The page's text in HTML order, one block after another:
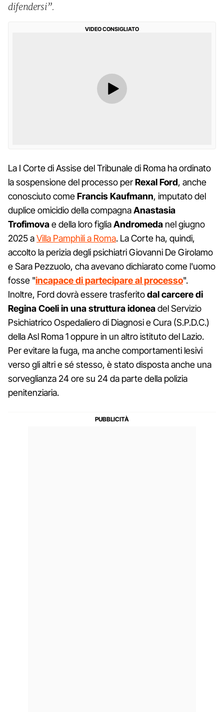
difendersi”.
VIDEO CONSIGLIATO
La I Corte di Assise del Tribunale di Roma ha ordinato
la sospensione del processo perRexal Ford, anche
conosciuto comeFrancis Kaufmann, imputato del
duplice omicidio della compagnaAnastasia
Trofimovae della loro figliaAndromeda nel giugno
2025 aVilla Pamphili a Roma. La Corte ha, quindi,
accolto la perizia degli psichiatri Giovanni De Girolamo
e Sara Pezzuolo, cha avevano dichiarato come l'uomo
fosse "incapace di partecipare al processo".
Inoltre, Ford dovrà essere trasferitodal carcere di
Regina Coeli in una struttura idoneadel Servizio
Psichiatrico Ospedaliero di Diagnosi e Cura (S.P.D.C.)
della Asl Roma 1 oppure in un altro istituto del Lazio.
Per evitare la fuga, ma anche comportamenti lesivi
verso gli altri e sé stesso, è stato disposta anche una
sorveglianza 24 ore su 24 da parte della polizia
penitenziaria.